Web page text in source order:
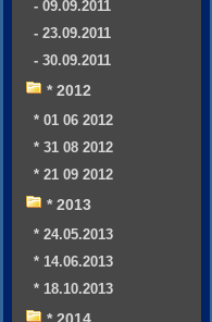
- 09.09.2011
- 23.09.2011
- 30.09.2011
* 2012
* 01 06 2012
* 31 08 2012
* 21 09 2012
* 2013
* 24.05.2013
* 14.06.2013
* 18.10.2013